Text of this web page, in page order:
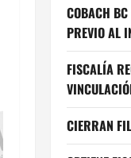
COBACH
PREVIO AL
FISCALÍA
CIERRAN